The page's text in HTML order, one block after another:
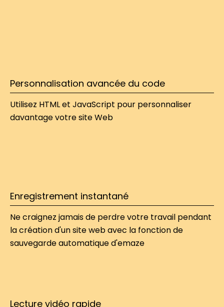
Personnalisation avancée du code
Utilisez HTML et JavaScript pour personnaliser
davantage votre site Web
Enregistrement instantané
la création d'un site web avec la fonction de
sauvegarde automatique d'emaze
Lecture vidéo rapide